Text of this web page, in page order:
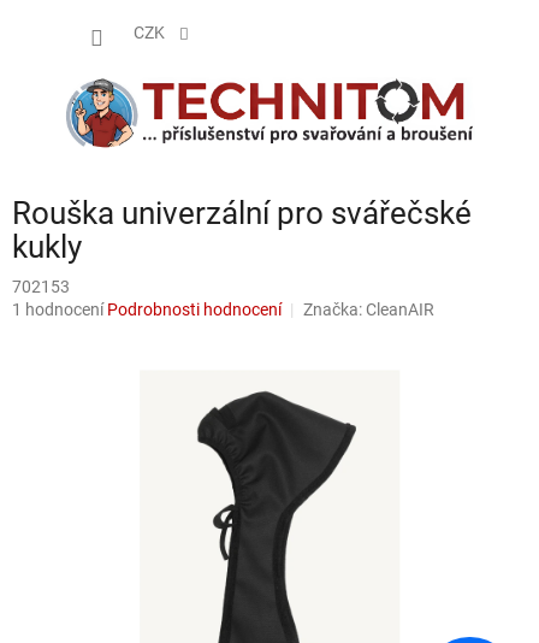
CZK
Rouška univerzální pro svářečské
kukly
702153
Průměrné
1 hodnocení Podrobnosti hodnocení Značka:CleanAIR